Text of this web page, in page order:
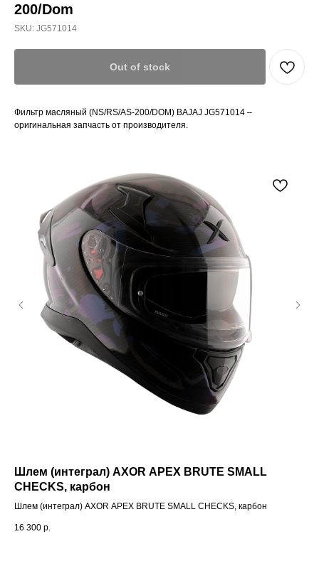
200/Dom
SKU: JG571014
Out of stock
Фильтр масляный (NS/RS/AS-200/DOM) BAJAJ JG571014 –
оригинальная запчасть от производителя.
Шлем (интеграл) AXOR APEX BRUTE SMALL
CHECKS, карбон
Шлем (интеграл) AXOR APEX BRUTE SMALL CHECKS, карбон
16 300 р.